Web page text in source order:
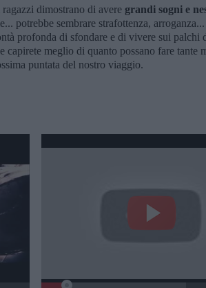
dimostrano di avere grandi sogni e
potrebbe sembrare strafottenza,
profonda di sfondare e di vivere sui palchi
meglio di quanto possano fare tante
puntata del nostro viaggio.